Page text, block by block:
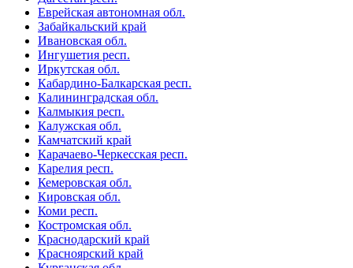
Еврейская автономная обл.
Забайкальский край
Ивановская обл.
Ингушетия респ.
Иркутская обл.
Кабардино-Балкарская респ.
Калининградская обл.
Калмыкия респ.
Калужская обл.
Камчатский край
Карачаево-Черкесская респ.
Карелия респ.
Кемеровская обл.
Кировская обл.
Коми респ.
Костромская обл.
Краснодарский край
Красноярский край